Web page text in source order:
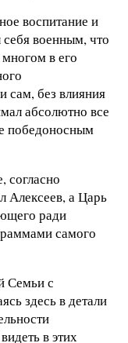
воспитание и
военным, что
в его
сам, без влияния
абсолютно все
победоносным
согласно
Алексеев, а Царь
ради
самого
Семьи с
здесь в детали
в этих